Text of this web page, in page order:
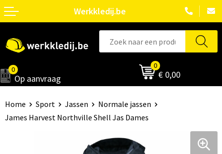
Werkkledij.be
0
Op aanvraag
0
€ 0,00
Home Sport Jassen
Normale jassen
James Harvest Northville Shell Jas Dames